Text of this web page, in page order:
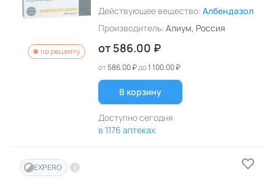
по рецепту
Действующее вещество: Албендазол
Производитель: Алиум, Россия
от 586.00 ₽
от586.00 ₽до1 100.00 ₽
В корзину
Доступно сегодня
в 1176 аптеках
EXPERO